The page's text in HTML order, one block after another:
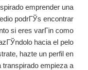
emprender una
podrГЎs encontrar
si eres varГіn como
hacia el pelo
hazte un perfil en
empieza a